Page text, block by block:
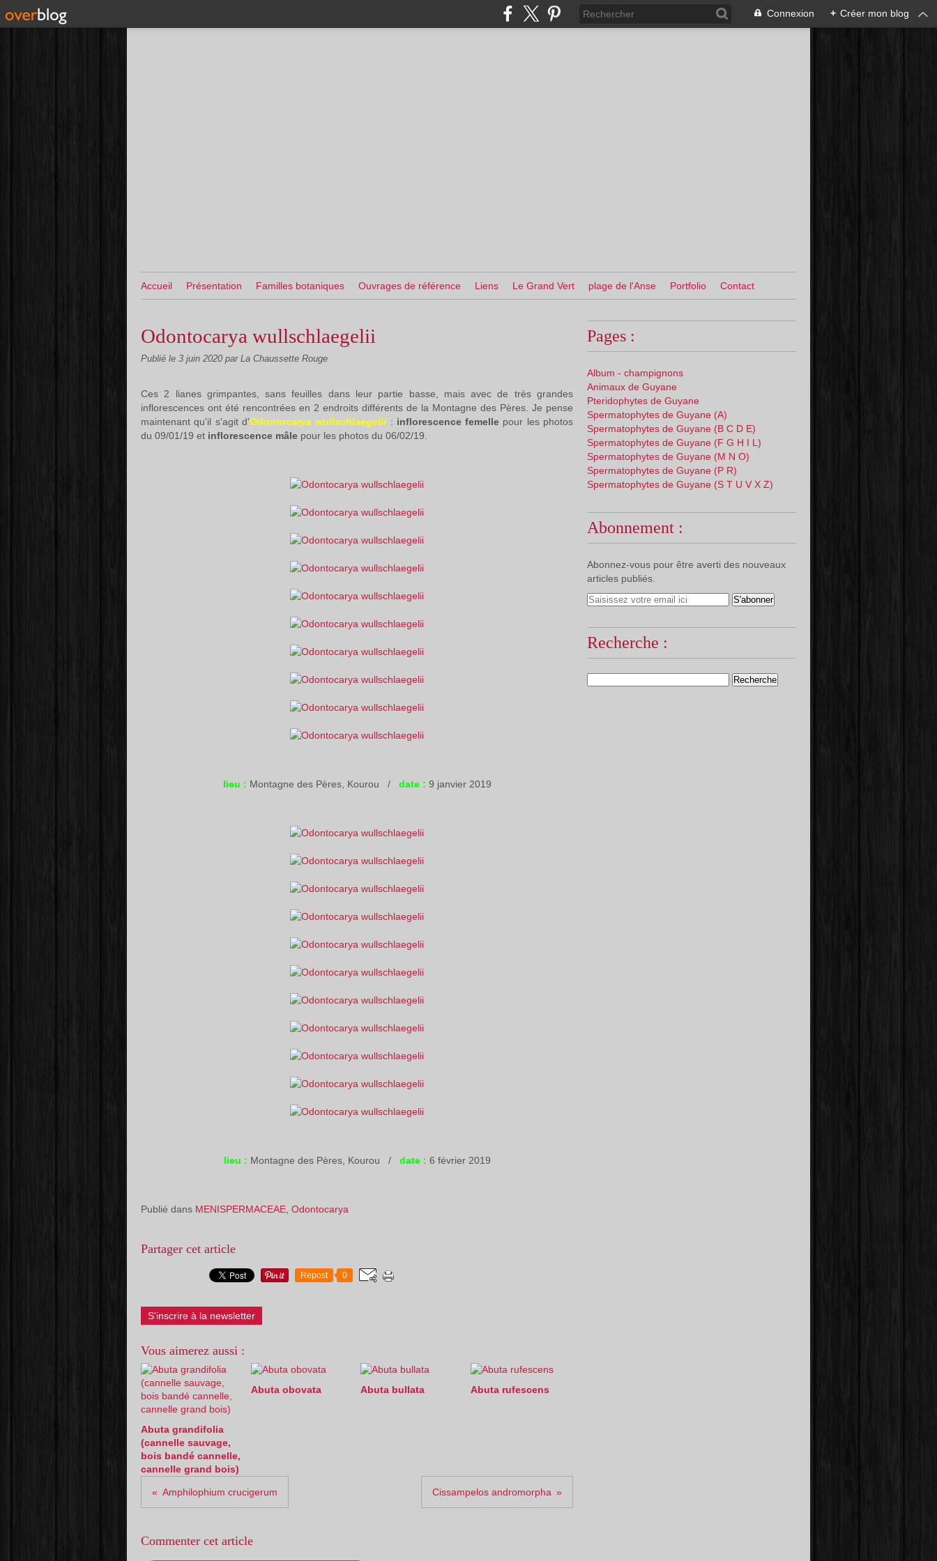
Connexion + Créer mon blog
Accueil Présentation Familles botaniques Ouvrages de référence Liens Le Grand Vert plage de l'Anse Portfolio Contact
Odontocarya wullschlaegelii
Publié le 3 juin 2020 par La Chaussette Rouge
Ces 2 lianes grimpantes, sans feuilles dans leur partie basse, mais avec de très grandes
inflorescences ont été rencontrées en 2 endroits différents de la Montagne des Pères. Je pense
maintenant qu'il s'agit d'Odontocarya wullschlaegelii : inflorescence femelle pour les photos
du 09/01/19 et inflorescence mâle pour les photos du 06/02/19.
lieu : Montagne des Pères, Kourou / date : 9 janvier 2019
lieu : Montagne des Pères, Kourou / date : 6 février 2019
Publié dans MENISPERMACEAE Odontocarya
Partager cet article
Repost 0
S'inscrire à la newsletter
Vous aimerez aussi :
Abuta grandifolia
(cannelle sauvage,
bois bandé cannelle,
cannelle grand bois)
Abuta obovata Abuta bullata Abuta rufescens
Amphilophium crucigerum Cissampelos andromorpha
Commenter cet article
Pages :
Album - champignons
Animaux de Guyane
Pteridophytes de Guyane
Spermatophytes de Guyane (A)
Spermatophytes de Guyane (B C D E)
Spermatophytes de Guyane (F G H I L)
Spermatophytes de Guyane (M N O)
Spermatophytes de Guyane (P R)
Spermatophytes de Guyane (S T U V X Z)
Abonnement :
Abonnez-vous pour être averti des nouveaux
articles publiés.
Recherche :